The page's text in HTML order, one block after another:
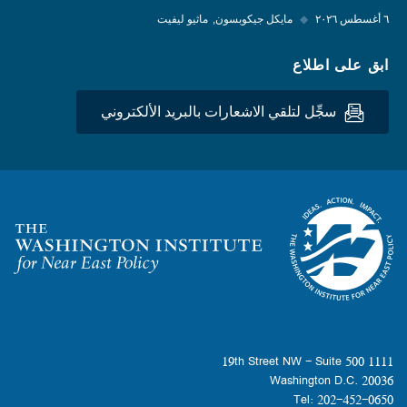
٦ أغسطس ٢٠٢٦ ◆ مايكل جيكوبسون ماثيو ليفيت
ابق على اطلاع
سجِّل لتلقي الاشعارات بالبريد الألكتروني
Homepage
1111 19th Street NW - Suite 500
Washington D.C. 20036
Tel: 202-452-0650